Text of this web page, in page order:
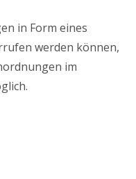
in Form eines
werden können,
im